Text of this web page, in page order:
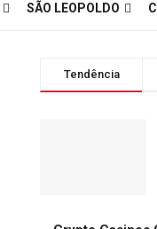
SÃO LEOPOLDO
Tendência